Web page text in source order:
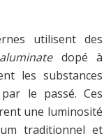
utilisent des
dopé à
les substances
le passé. Ces
une luminosité
traditionnel et